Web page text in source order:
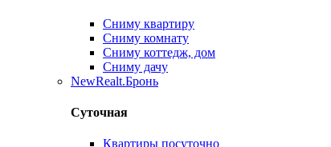
Сниму квартиру
Сниму комнату
Сниму коттедж, дом
Сниму дачу
NewRealt.Бронь
Суточная
Квартиры посуточно